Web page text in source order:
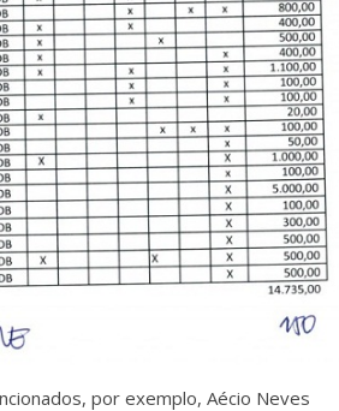
por exemplo, Aécio Neves